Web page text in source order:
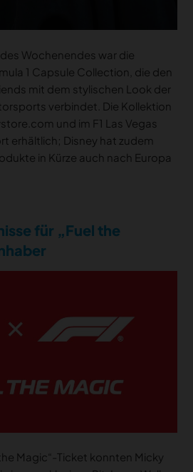
Wochenendes war die
1 Capsule Collection, die den
mit dem stylischen Look der
verbindet. Die Kollektion
und im F1 Las Vegas
erhältlich; Disney hat zudem
in Kürze auch nach Europa
für „Fuel the
Magic“-Ticket konnten Micky